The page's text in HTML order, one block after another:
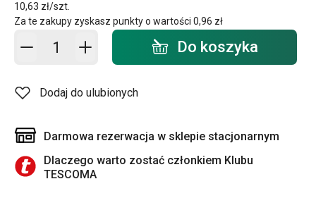
10,63 zł/szt.
Za te zakupy zyskasz punkty o wartości 0,96 zł
Dodaj do koszyka - ilość Do koszyka
Dodaj do ulubionych
Darmowa rezerwacja w sklepie stacjonarnym
Dlaczego warto zostać członkiem Klubu
TESCOMA